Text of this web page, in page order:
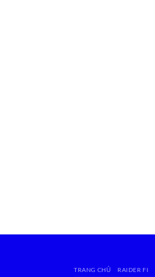
TRANG CHỦ RAIDER FI